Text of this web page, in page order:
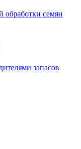
обработки семян
запасов